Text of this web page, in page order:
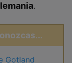
.
Gotland